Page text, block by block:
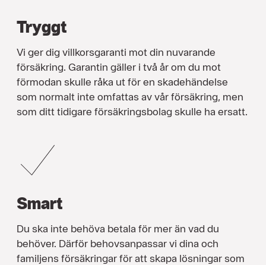
Tryggt
Vi ger dig villkorsgaranti mot din nuvarande
försäkring. Garantin gäller i två år om du mot
förmodan skulle råka ut för en skadehändelse
som normalt inte omfattas av vår försäkring, men
som ditt tidigare försäkringsbolag skulle ha ersatt.
Smart
Du ska inte behöva betala för mer än vad du
behöver. Därför behovsanpassar vi dina och
familjens försäkringar för att skapa lösningar som